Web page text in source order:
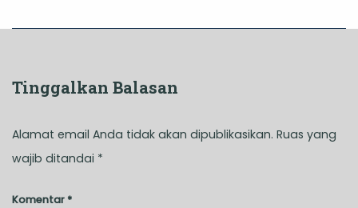
Tinggalkan Balasan
Alamat email Anda tidak akan dipublikasikan. Ruas yang
wajib ditandai *
Komentar *